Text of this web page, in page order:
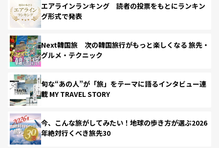
エアラインランキング 読者の投票をもとにランキン
グ形式で発表
Next韓国旅 次の韓国旅行がもっと楽しくなる 旅先・
グルメ・テクニック
旬な“あの人”が「旅」をテーマに語るインタビュー連
載 MY TRAVEL STORY
今、こんな旅がしてみたい！地球の歩き方が選ぶ2026
年絶対行くべき旅先30